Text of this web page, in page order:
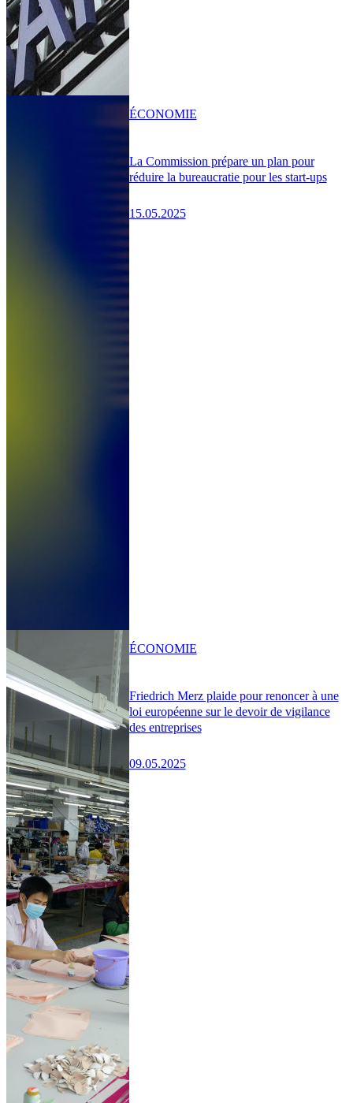
La Commission prépare un plan pour
réduire la bureaucratie pour les start-ups
15.05.2025
ÉCONOMIE
Friedrich Merz plaide pour renoncer à une
loi européenne sur le devoir de vigilance
des entreprises
09.05.2025
ÉCONOMIE